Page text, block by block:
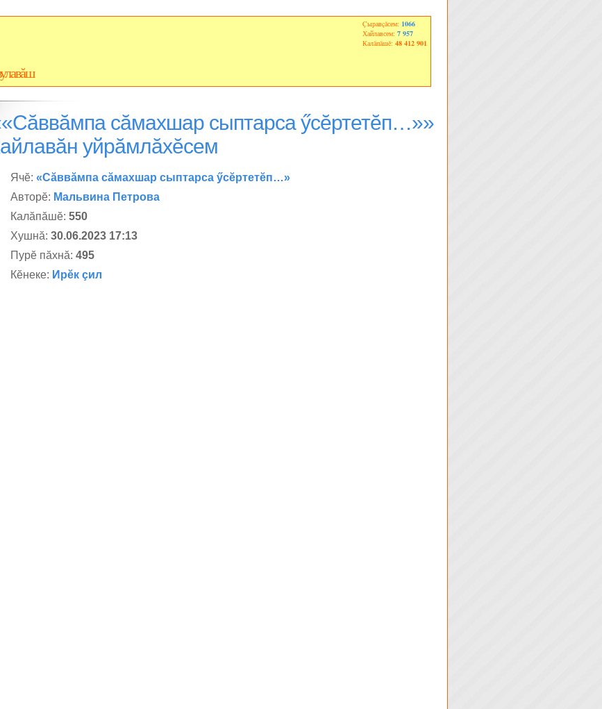
Çыравçăсем: 1066
Хайлавсем: 7 957
Калăпăшĕ: 48 412 901
сăмахшар сыптарса ӳсĕртетĕп…»»
уйрăмлăхĕсем
Ячĕ: «Сăввăмпа сăмахшар сыптарса ӳсĕртетĕп…»
Авторĕ: Мальвина Петрова
Калăпăшĕ: 550
Хушнă: 30.06.2023 17:13
Пурĕ пăхнă: 495
Кĕнеке: Ирĕк çил